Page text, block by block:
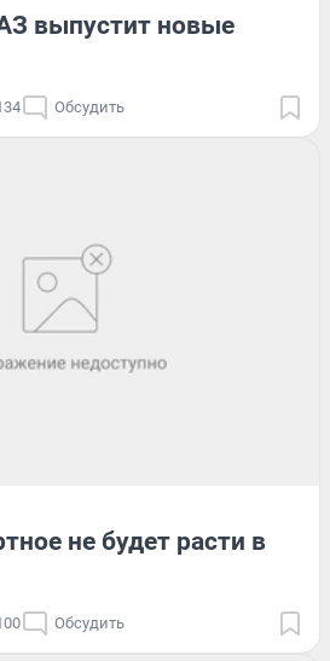
выпустит новые
Обсудить
не будет расти в
Обсудить